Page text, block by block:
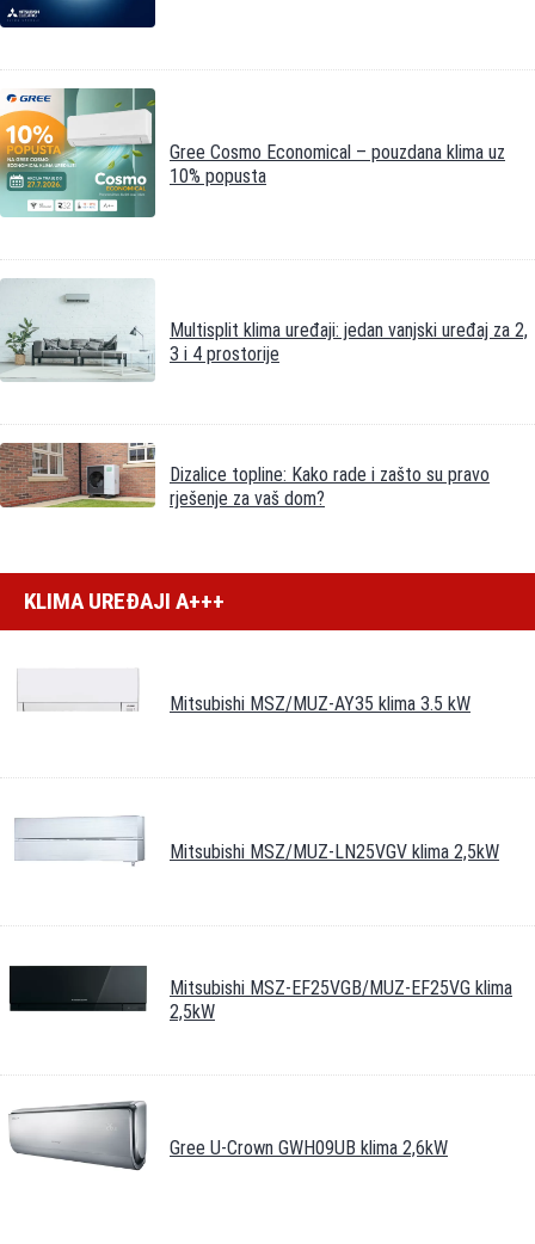
Gree Cosmo Economical – pouzdana klima uz
10% popusta
Multisplit klima uređaji: jedan vanjski uređaj za 2,
3 i 4 prostorije
Dizalice topline: Kako rade i zašto su pravo
rješenje za vaš dom?
KLIMA UREĐAJI A+++
Mitsubishi MSZ/MUZ-AY35 klima 3.5 kW
Mitsubishi MSZ/MUZ-LN25VGV klima 2,5kW
Mitsubishi MSZ-EF25VGB/MUZ-EF25VG klima
2,5kW
Gree U-Crown GWH09UB klima 2,6kW